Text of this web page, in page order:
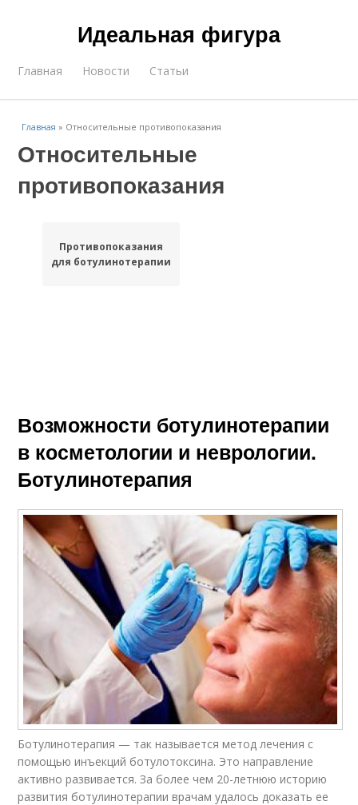
Идеальная фигура
Главная Новости Статьи
Главная » Относительные противопоказания
Относительные
противопоказания
Противопоказания
для ботулинотерапии
Возможности ботулинотерапии
в косметологии и неврологии.
Ботулинотерапия
Ботулинотерапия — так называется метод лечения с
помощью инъекций ботулотоксина. Это направление
активно развивается. За более чем 20-летнюю историю
развития ботулинотерапии врачам удалось доказать ее